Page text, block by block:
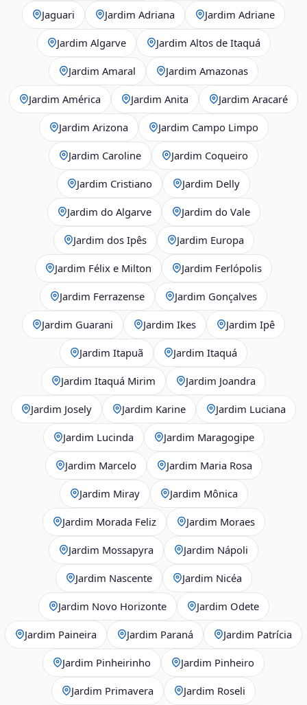
Jaguari Jardim Adriana Jardim Adriane
Jardim Algarve Jardim Altos de Itaquá
Jardim Amaral Jardim Amazonas
Jardim América Jardim Anita Jardim Aracaré
Jardim Arizona Jardim Campo Limpo
Jardim Caroline Jardim Coqueiro
Jardim Cristiano Jardim Delly
Jardim do Algarve Jardim do Vale
Jardim dos Ipês Jardim Europa
Jardim Félix e Milton Jardim Ferlópolis
Jardim Ferrazense Jardim Gonçalves
Jardim Guarani Jardim Ikes Jardim Ipê
Jardim Itapuã Jardim Itaquá
Jardim Itaquá Mirim Jardim Joandra
Jardim Josely Jardim Karine Jardim Luciana
Jardim Lucinda Jardim Maragogipe
Jardim Marcelo Jardim Maria Rosa
Jardim Miray Jardim Mônica
Jardim Morada Feliz Jardim Moraes
Jardim Mossapyra Jardim Nápoli
Jardim Nascente Jardim Nicéa
Jardim Novo Horizonte Jardim Odete
Jardim Paineira Jardim Paraná Jardim Patrícia
Jardim Pinheirinho Jardim Pinheiro
Jardim Primavera Jardim Roseli